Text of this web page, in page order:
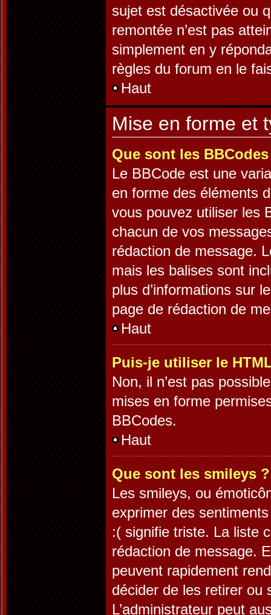
sujet est désactivée ou
remontée n’est pas
simplement en y
règles du forum en le
Haut
Mise en forme et
Que sont les
Le BBCode est une
en forme des éléments
vous pouvez utiliser les
chacun de vos
rédaction de message.
mais les balises sont
plus d’informations sur
page de rédaction de
Haut
Puis-je utiliser le
Non, il n’est pas
mises en forme
BBCodes.
Haut
Que sont les smileys ?
Les smileys, ou
exprimer des
:( signifie triste. La liste
rédaction de message.
peuvent rapidement
décider de les retirer ou
L’administrateur peut